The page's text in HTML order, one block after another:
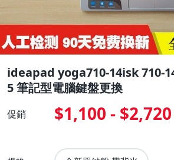
ideapad yoga710-14isk 710-
5 筆記型電腦鍵盤更換
促銷 $1,100 - $2,720